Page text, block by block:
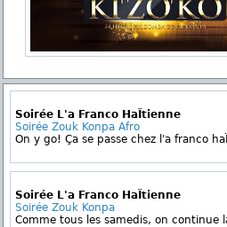
Soirée L'a Franco HaÏtienne
Soirée Zouk Konpa Afro
On y go! Ça se passe chez l'a franco
Soirée L'a Franco HaÏtienne
Soirée Zouk Konpa
Comme tous les samedis, on continue